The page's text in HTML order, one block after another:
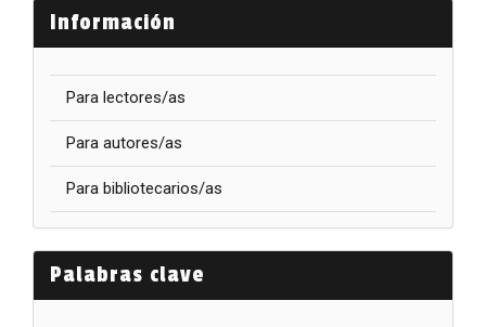
Información
Para lectores/as
Para autores/as
Para bibliotecarios/as
Palabras clave